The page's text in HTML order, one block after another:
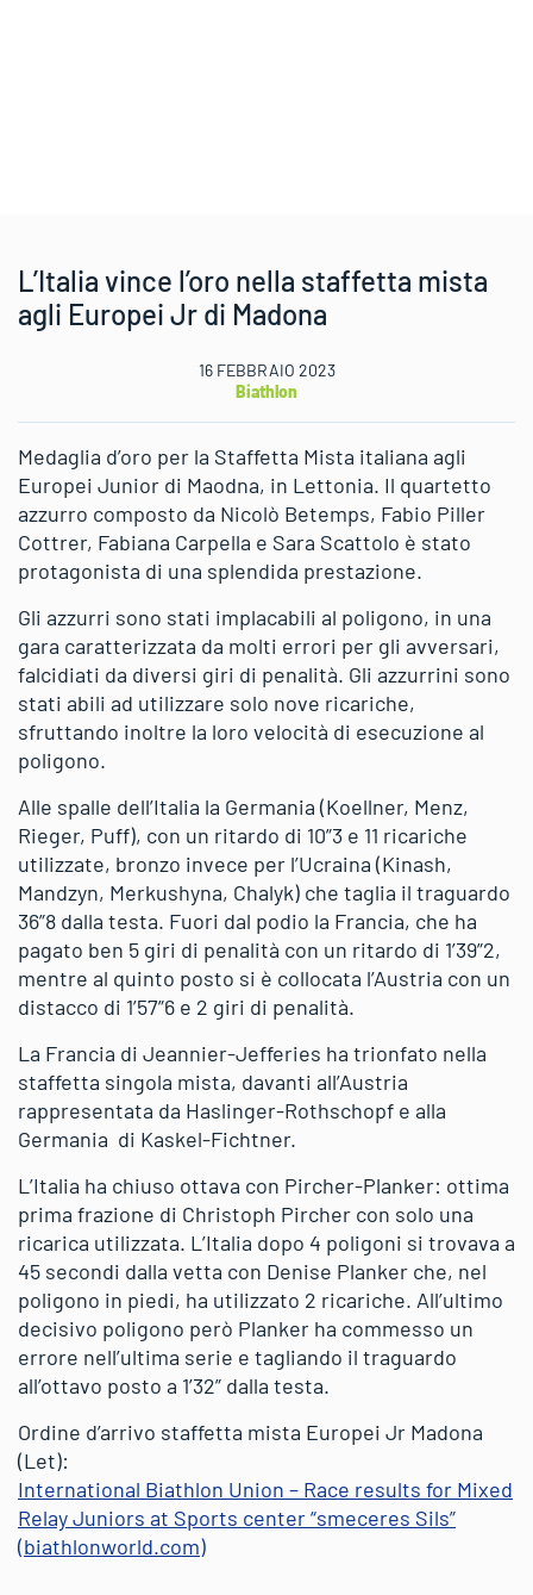
L’Italia vince l’oro nella staffetta mista
agli Europei Jr di Madona
16 FEBBRAIO 2023
Biathlon
Medaglia d’oro per la Staffetta Mista italiana agli
Europei Junior di Maodna, in Lettonia. Il quartetto
azzurro composto da Nicolò Betemps, Fabio Piller
Cottrer, Fabiana Carpella e Sara Scattolo è stato
protagonista di una splendida prestazione.
Gli azzurri sono stati implacabili al poligono, in una
gara caratterizzata da molti errori per gli avversari,
falcidiati da diversi giri di penalità. Gli azzurrini sono
stati abili ad utilizzare solo nove ricariche,
sfruttando inoltre la loro velocità di esecuzione al
poligono.
Alle spalle dell’Italia la Germania (Koellner, Menz,
Rieger, Puff), con un ritardo di 10”3 e 11 ricariche
utilizzate, bronzo invece per l’Ucraina (Kinash,
Mandzyn, Merkushyna, Chalyk) che taglia il traguardo
36”8 dalla testa. Fuori dal podio la Francia, che ha
pagato ben 5 giri di penalità con un ritardo di 1’39”2,
mentre al quinto posto si è collocata l’Austria con un
distacco di 1’57”6 e 2 giri di penalità.
La Francia di Jeannier-Jefferies ha trionfato nella
staffetta singola mista, davanti all’Austria
rappresentata da Haslinger-Rothschopf e alla
Germania di Kaskel-Fichtner.
L’Italia ha chiuso ottava con Pircher-Planker: ottima
prima frazione di Christoph Pircher con solo una
ricarica utilizzata. L’Italia dopo 4 poligoni si trovava a
45 secondi dalla vetta con Denise Planker che, nel
poligono in piedi, ha utilizzato 2 ricariche. All’ultimo
decisivo poligono però Planker ha commesso un
errore nell’ultima serie e tagliando il traguardo
all’ottavo posto a 1’32” dalla testa.
Ordine d’arrivo staffetta mista Europei Jr Madona
(Let):
International Biathlon Union – Race results for Mixed
Relay Juniors at Sports center “smeceres Sils”
(biathlonworld.com)